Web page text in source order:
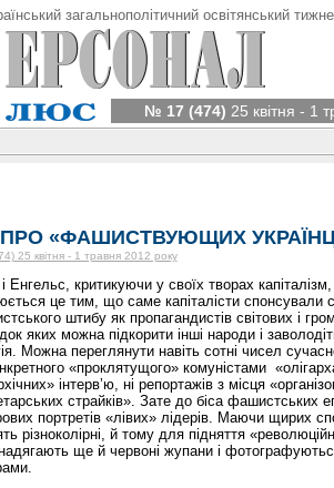
загальнополітичний освітянський
№ 17 (474) 25 квітня - 1
«ФАШИСТВУЮЩИХ
25 квітня - 1 травня 2012 року
Енгельс, критикуючи у своїх творах
це тим, що саме капіталісти спонсували
штибу як пропагандистів світових і
яких можна підкорити інші народи і
Можна переглянути навіть сотні чисел
«проклятущого» комуністами
інтерв’ю, ні репортажів з місця
страйків». Зате до біса фашистських
портретів «лівих» лідерів. Маючи щирих
різноколірні, й тому для підняття
ще й червоні жупани і